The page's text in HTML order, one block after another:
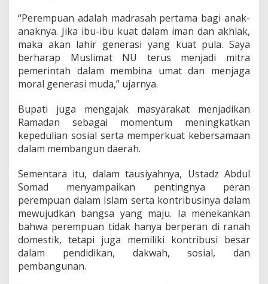
o
m
a
d
a
r
i
u
P
u
s
a
B
e
r
s
“Perempuan adalah madrasah pertama bagi anak-
anaknya. Jika ibu-ibu kuat dalam iman dan akhlak,
maka akan lahir generasi yang kuat pula. Saya
berharap Muslimat NU terus menjadi mitra
pemerintah dalam membina umat dan menjaga
moral generasi muda,” ujarnya.
Bupati juga mengajak masyarakat menjadikan
Ramadan sebagai momentum meningkatkan
kepedulian sosial serta memperkuat kebersamaan
dalam membangun daerah.
Sementara itu, dalam tausiyahnya, Ustadz Abdul
Somad menyampaikan pentingnya peran
perempuan dalam Islam serta kontribusinya dalam
mewujudkan bangsa yang maju. Ia menekankan
bahwa perempuan tidak hanya berperan di ranah
domestik, tetapi juga memiliki kontribusi besar
dalam pendidikan, dakwah, sosial, dan
pembangunan.